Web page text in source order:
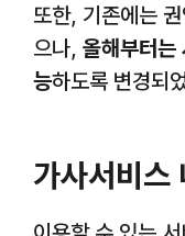
또한, 기존에는
으나, 올해부터는
능하도록 변경되
가사서비스